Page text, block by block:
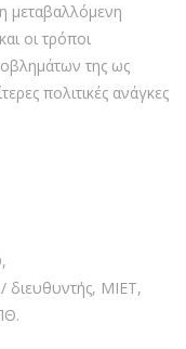
μεταβαλλόμενη
οι τρόποι
της ως
πολιτικές ανάγκες
διευθυντής, ΜΙΕΤ,